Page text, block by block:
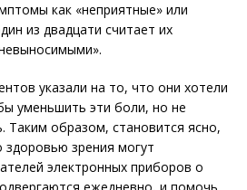
как «неприятные» или
из двадцати считает их
указали на то, что они хотели
уменьшить эти боли, но не
Таким образом, становится ясно,
зрения могут
электронных приборов о